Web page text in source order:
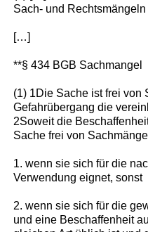
Sach- und
[…]
**§ 434 BGB Sachmangel
(1) 1Die Sache ist frei von
Gefahrübergang die
2Soweit die
Sache frei von
1. wenn sie sich für die
Verwendung eignet, sonst
2. wenn sie sich für die
und eine Beschaffenheit